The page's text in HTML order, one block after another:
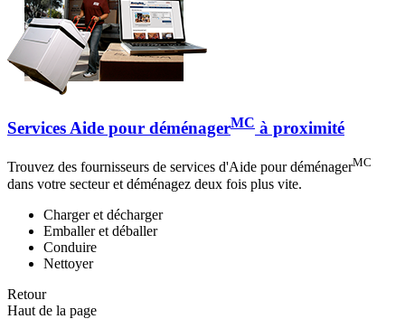
Services Aide pour déménagerMC à proximité
Trouvez des fournisseurs de services d'Aide pour déménagerMC
dans votre secteur et déménagez deux fois plus vite.
Charger et décharger
Emballer et déballer
Conduire
Nettoyer
Retour
Haut de la page